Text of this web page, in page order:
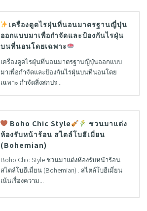
เครื่องดูดไรฝุ่นที่นอนมาตรฐานญี่ปุ่น
ออกแบบมาเพื่อกำจัดและป้องกันไรฝุ่น
บนที่นอนโดยเฉพาะ
เครื่องดูดไรฝุ่นที่นอนมาตรฐานญี่ปุ่นออกแบบ
มาเพื่อกำจัดและป้องกันไรฝุ่นบนที่นอนโดย
เฉพาะ กำจัดสิ่งสกปร...
Boho Chic Style
ชวนมาแต่ง
ห้องรับหน้าร้อน สไตล์โบฮีเมี่ยน
(Bohemian)
Boho Chic Style ชวนมาแต่งห้องรับหน้าร้อน
สไตล์โบฮีเมี่ยน (Bohemian) . สไตล์โบฮีเมี่ยน
เน้นเรื่องความ...